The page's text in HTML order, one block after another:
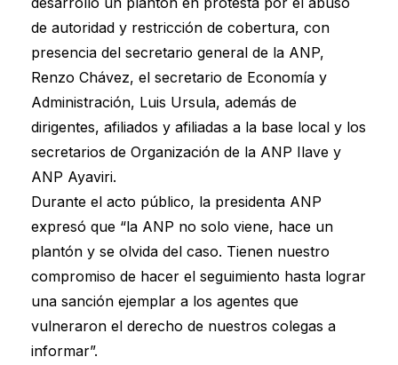
de autoridad y restricción de cobertura, con
presencia del secretario general de la ANP,
Renzo Chávez, el secretario de Economía y
Administración, Luis Ursula, además de
dirigentes, afiliados y afiliadas a la base local y los
secretarios de Organización de la ANP Ilave y
ANP Ayaviri.
Durante el acto público, la presidenta ANP
expresó que “la ANP no solo viene, hace un
plantón y se olvida del caso. Tienen nuestro
compromiso de hacer el seguimiento hasta lograr
una sanción ejemplar a los agentes que
vulneraron el derecho de nuestros colegas a
informar”.